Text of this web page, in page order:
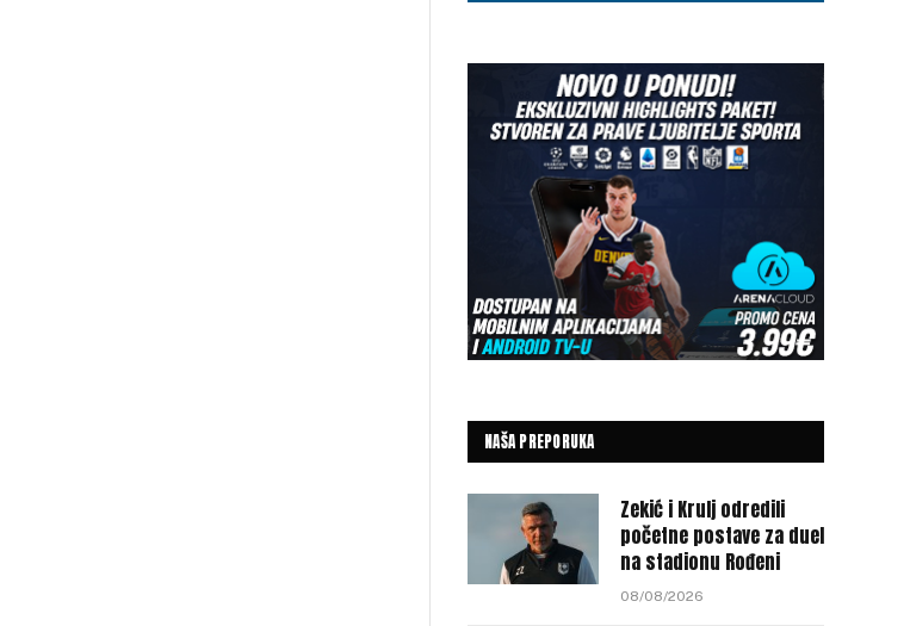
NAŠA PREPORUKA
Zekić i Krulj odredili
početne postave za duel
na stadionu Rođeni
08/08/2026